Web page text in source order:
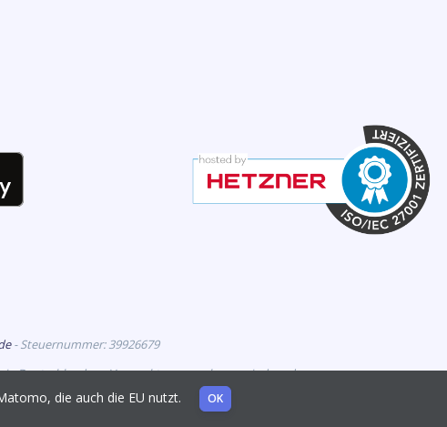
- Steuernummer: 39926679
Deutschland zur Vermarktung zugelassen sind, und
die auch die EU nutzt. OK